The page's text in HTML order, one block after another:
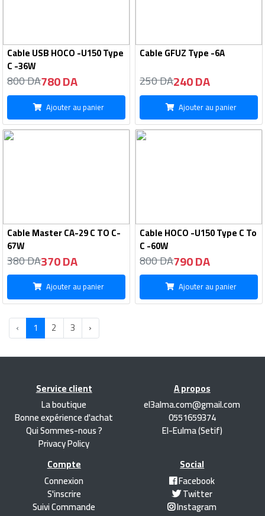
Cable USB HOCO -U150 Type
C -36W
800 DA780 DA
Ajouter au panier
Cable GFUZ Type -6A
250 DA240 DA
Ajouter au panier
Cable Master CA-29 C TO C-
67W
380 DA370 DA
Ajouter au panier
Cable HOCO -U150 Type C To
C -60W
800 DA790 DA
Ajouter au panier
‹ 1 2 3 ›
Service client
La boutique
Bonne expérience d'achat
Qui Sommes-nous ?
Privacy Policy
A propos
el3alma.com@gmail.com
0551659374
El-Eulma (Setif)
Compte
Connexion
S'inscrire
Suivi Commande
Social
Facebook
Twitter
Instagram